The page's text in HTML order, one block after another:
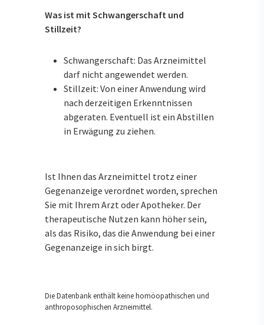
Was ist mit Schwangerschaft und
Stillzeit?
Schwangerschaft: Das Arzneimittel
darf nicht angewendet werden.
Stillzeit: Von einer Anwendung wird
nach derzeitigen Erkenntnissen
abgeraten. Eventuell ist ein Abstillen
in Erwägung zu ziehen.
Ist Ihnen das Arzneimittel trotz einer
Gegenanzeige verordnet worden, sprechen
Sie mit Ihrem Arzt oder Apotheker. Der
therapeutische Nutzen kann höher sein,
als das Risiko, das die Anwendung bei einer
Gegenanzeige in sich birgt.
Die Datenbank enthält keine homöopathischen und
anthroposophischen Arzneimittel.